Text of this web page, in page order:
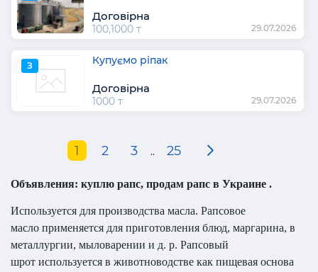
Договірна
100,1000 т 29.07.2026
З Купуємо ріпак
Договірна
1000 т 29.07.2026
1 2 3 .. 25
Объявления: куплю рапс, продам рапс в Украине .
Используется для производства масла. Рапсовое
масло применяется для приготовления блюд, маргарина, в
металлургии, мыловарении и д. р. Рапсовый
шрот используется в животноводстве как пищевая основа